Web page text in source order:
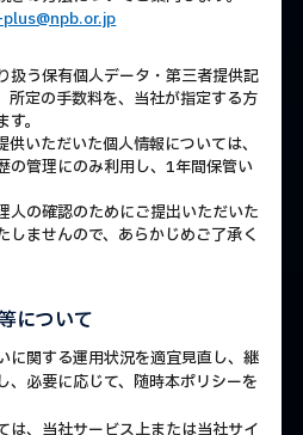
扱う保有個人データ・第三者提供記
所定の手数料を、当社が指定する方
。
いただいた個人情報については、
の管理にのみ利用し、1年間保管い
人の確認のためにご提出いただいた
しませんので、あらかじめご了承く
について
に関する運用状況を適宜見直し、継
、必要に応じて、随時本ポリシーを